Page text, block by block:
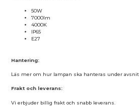
50W
7000lm
4000K
IP65
E27
Hantering:
Läs mer om hur lampan ska hanteras under
Frakt och leverans:
Vi erbjuder billig frakt och snabb leverans.